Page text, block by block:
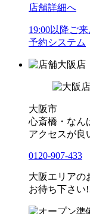
店舗詳細へ
19:00以降ご
予約システム
大阪店
大阪市
心斎橋・なん
アクセスが良
0120-907-433
大阪エリアの
お待ち下さい